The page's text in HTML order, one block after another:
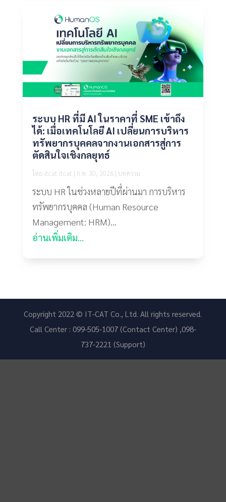
ระบบ HR ที่มี AI ในราคาที่ SME เข้าถึง
ได้: เมื่อเทคโนโลยี AI เปลี่ยนการบริหาร
ทรัพยากรบุคคลจากงานเอกสารสู่การ
ตัดสินใจเชิงกลยุทธ์
โดย itcat itcat | ก.ค. 30, 2026| บทความ
ระบบ HR ในช่วงหลายปีที่ผ่านมา การบริหาร
ทรัพยากรบุคคล (Human Resource
Management: HRM)...
อ่านเพิ่มเติม...
Copyright 2022 © IT-CAT Co., Ltd. All rights reserved.
Call Center : 099-505-1007 (Contact Center) ,098-
737-2221 (Support)